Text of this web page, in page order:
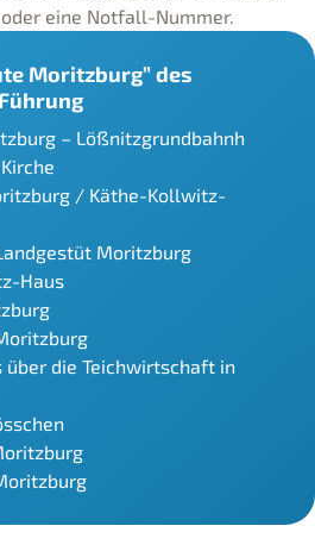
eine Notfall-Nummer.
Moritzburg” des
– Lößnitzgrundbahnh
/ Käthe-Kollwitz-
Moritzburg
Haus
die Teichwirtschaft in